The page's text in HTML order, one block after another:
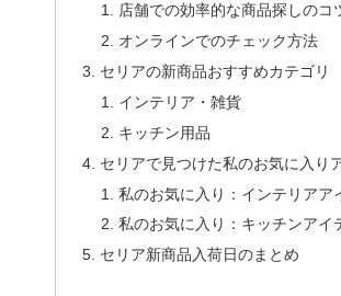
店舗での効率的な商品探しのコ
オンラインでのチェック方法
セリアの新商品おすすめカテゴリ
インテリア・雑貨
キッチン用品
セリアで見つけた私のお気に入り
私のお気に入り：インテリアア
私のお気に入り：キッチンアイ
セリア新商品入荷日のまとめ